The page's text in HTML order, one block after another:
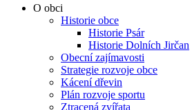
O obci
Historie obce
Historie Psár
Historie Dolních Jirčan
Obecní zajímavosti
Strategie rozvoje obce
Kácení dřevin
Plán rozvoje sportu
Ztracená zvířata